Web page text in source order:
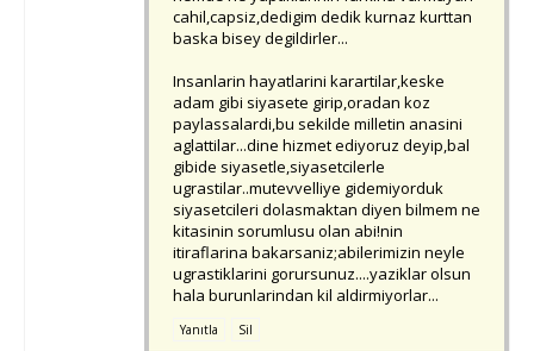
cahil,capsiz,dedigim dedik kurnaz kurttan
baska bisey degildirler...
Insanlarin hayatlarini karartilar,keske
adam gibi siyasete girip,oradan koz
paylassalardi,bu sekilde milletin anasini
aglattilar...dine hizmet ediyoruz deyip,bal
gibide siyasetle,siyasetcilerle
ugrastilar..mutevvelliye gidemiyorduk
siyasetcileri dolasmaktan diyen bilmem ne
kitasinin sorumlusu olan abi!nin
itiraflarina bakarsaniz;abilerimizin neyle
ugrastiklarini gorursunuz....yaziklar olsun
hala burunlarindan kil aldirmiyorlar...
Yanıtla Sil